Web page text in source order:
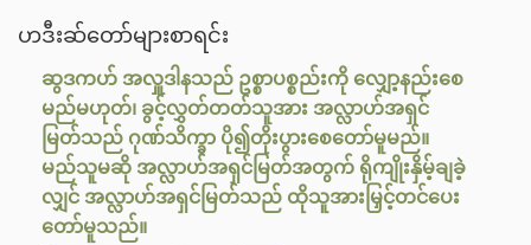
ဟဒီးဆ်တော်များစာရင်း
ဆွဒကဟ် အလှူဒါနသည် ဥစ္စာပစ္စည်းကို လျှော့နည်းစေ
မည်မဟုတ်၊ ခွင့်လွှတ်တတ်သူအား အလ္လာဟ်အရှင်
မြတ်သည် ဂုဏ်သိက္ခာ ပို၍တိုးပွားစေတော်မူမည်။
မည်သူမဆို အလ္လာဟ်အရှင်မြတ်အတွက် ရိုကျိုးနှိမ့်ချခဲ့
လျှင် အလ္လာဟ်အရှင်မြတ်သည် ထိုသူအားမြှင့်တင်ပေး
တော်မူသည်။